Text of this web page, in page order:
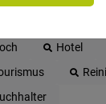
Hotel